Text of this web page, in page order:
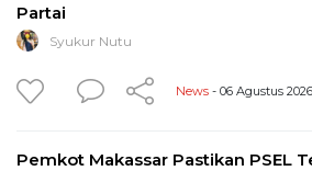
Partai
Syukur Nutu
News - 06 Agustus
Pemkot Makassar Pastikan PSEL